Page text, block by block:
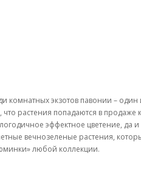
комнатных экзотов павонии –
что растения попадаются в
эффектное цветение, да
вечнозеленые растения,
любой коллекции.